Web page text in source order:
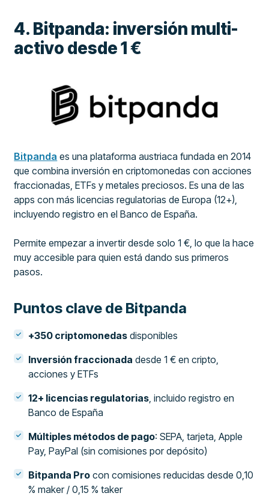
4. Bitpanda: inversión multi-
activo desde 1 €
Bitpanda es una plataforma austriaca fundada en 2014
que combina inversión en criptomonedas con acciones
fraccionadas, ETFs y metales preciosos. Es una de las
apps con más licencias regulatorias de Europa (12+),
incluyendo registro en el Banco de España.
Permite empezar a invertir desde solo 1 €, lo que la hace
muy accesible para quien está dando sus primeros
pasos.
Puntos clave de Bitpanda
+350 criptomonedas disponibles
Inversión fraccionada desde 1 € en cripto,
acciones y ETFs
12+ licencias regulatorias , incluido registro en
Banco de España
Múltiples métodos de pago: SEPA, tarjeta, Apple
Pay, PayPal (sin comisiones por depósito)
Bitpanda Pro con comisiones reducidas desde 0,10
% maker / 0,15 % taker